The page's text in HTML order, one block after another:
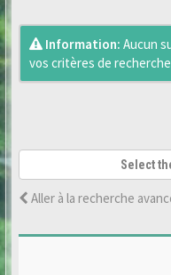
Information: Aucun
vos critères de
Select
Aller à la recherche